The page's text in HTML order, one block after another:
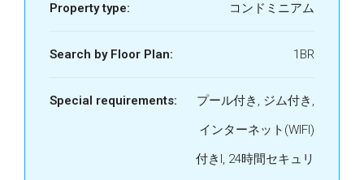
Property type: コンドミニアム
Search by Floor Plan: 1BR
Special requirements:
プール付き, ジム付き,
インターネット(WIFI)
付きI, 24時間セキュリ